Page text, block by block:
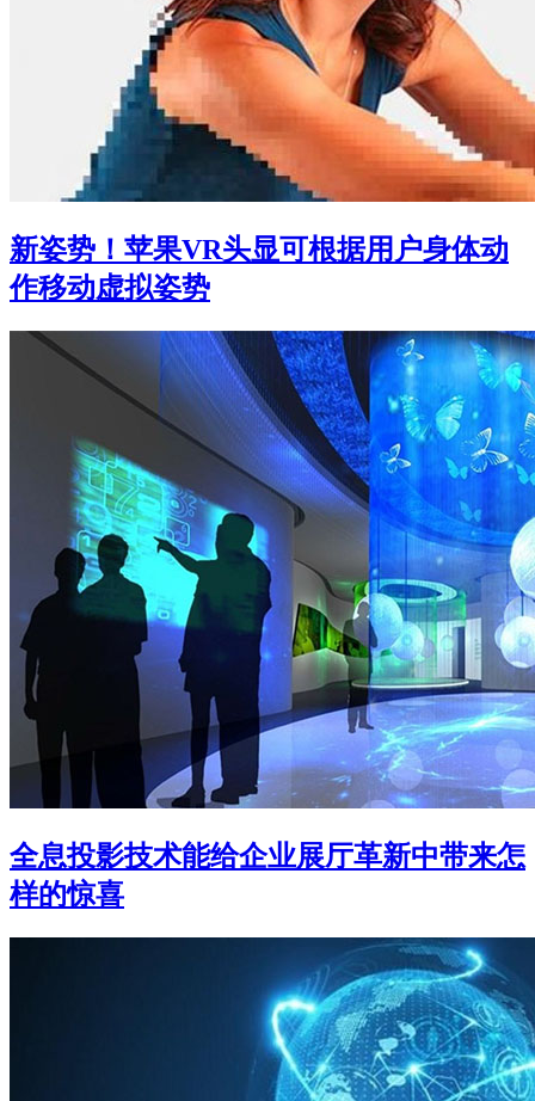
新姿势！苹果VR头显可根据用户身体动
作移动虚拟姿势
全息投影技术能给企业展厅革新中带来怎
样的惊喜